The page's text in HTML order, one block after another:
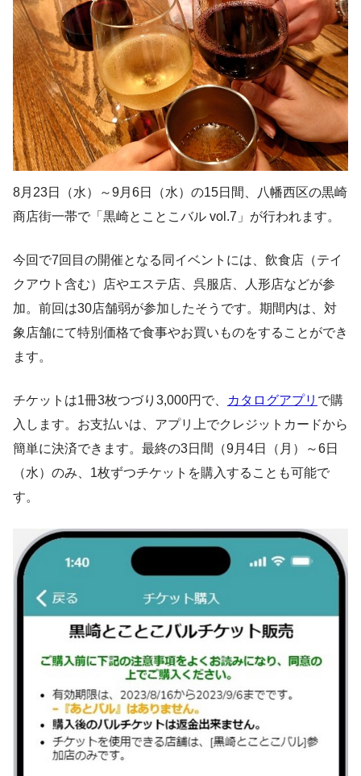
8月23日（水）～9月6日（水）の15日間、八幡西区の黒崎
商店街一帯で「黒崎とことこバル vol.7」が行われます。
今回で7回目の開催となる同イベントには、飲食店（テイ
クアウト含む）店やエステ店、呉服店、人形店などが参
加。前回は30店舗弱が参加したそうです。期間内は、対
象店舗にて特別価格で食事やお買いものをすることができ
ます。
チケットは1冊3枚つづり3,000円で、 カタログアプリ で購
入します。お支払いは、アプリ上でクレジットカードから
簡単に決済できます。最終の3日間（9月4日（月）～6日
（水）のみ、1枚ずつチケットを購入することも可能で
す。